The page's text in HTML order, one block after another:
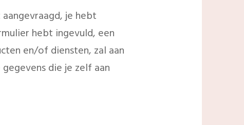
je hebt
hebt ingevuld, een
en/of diensten, zal aan
die je zelf aan